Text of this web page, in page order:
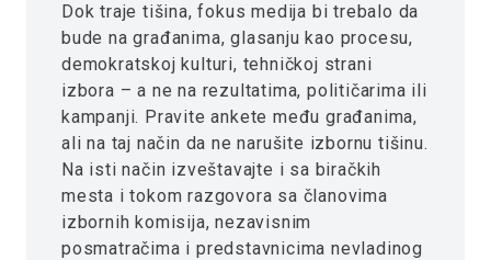
Dok traje tišina, fokus medija bi trebalo da
bude na građanima, glasanju kao procesu,
demokratskoj kulturi, tehničkoj strani
izbora – a ne na rezultatima, političarima ili
kampanji. Pravite ankete među građanima,
ali na taj način da ne narušite izbornu tišinu.
Na isti način izveštavajte i sa biračkih
mesta i tokom razgovora sa članovima
izbornih komisija, nezavisnim
posmatračima i predstavnicima nevladinog